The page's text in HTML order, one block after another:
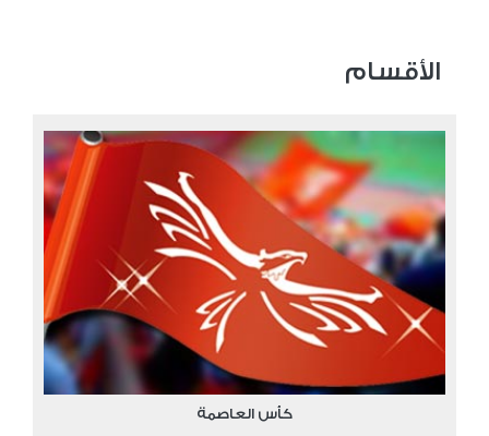
الأقسام
كأس العاصمة